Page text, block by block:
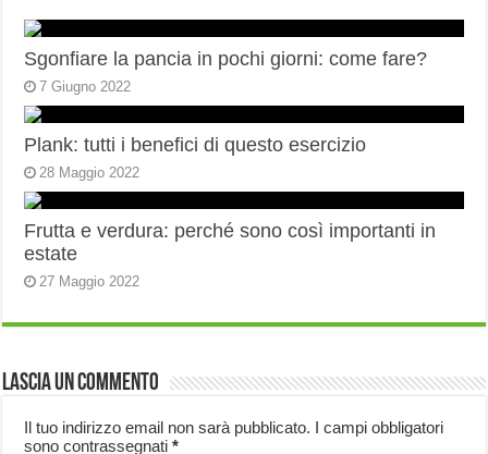
Sgonfiare la pancia in pochi giorni: come fare?
7 Giugno 2022
Plank: tutti i benefici di questo esercizio
28 Maggio 2022
Frutta e verdura: perché sono così importanti in
estate
27 Maggio 2022
Lascia un commento
Il tuo indirizzo email non sarà pubblicato. I campi obbligatori
sono contrassegnati*